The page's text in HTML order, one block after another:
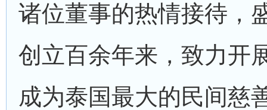
诸位董事的热情接待，
创立百余年来，致力开
成为泰国最大的民间慈